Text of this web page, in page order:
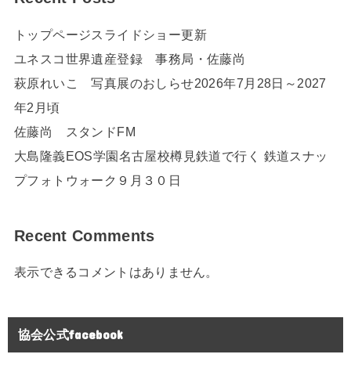
トップページスライドショー更新
ユネスコ世界遺産登録 事務局・佐藤尚
萩原れいこ 写真展のおしらせ2026年7月28日～2027
年2月頃
佐藤尚 スタンドFM
大島隆義EOS学園名古屋校樽見鉄道で行く 鉄道スナッ
プフォトウォーク９月３０日
Recent Comments
表示できるコメントはありません。
協会公式facebook